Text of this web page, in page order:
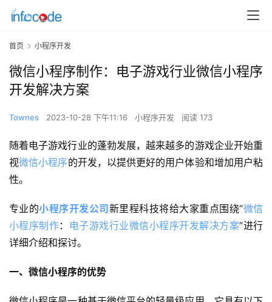
首页 小程序开发
微信小程序制作：电子游戏行业微信小程序
开发解决方案
Townes 2023-10-28 下午11:16 小程序开发 阅读 173
随着电子游戏行业的蓬勃发展，越来越多的游戏企业开始重
视微信小程序的开发，以提供更好的用户体验和增加用户粘
性。
专业的小程序开发公司新里程科技将给大家重点围绕“微信
小程序制作： 电子游戏行业微信小程序开发解决方案”进行
详细介绍和探讨。
一、微信小程序的优势